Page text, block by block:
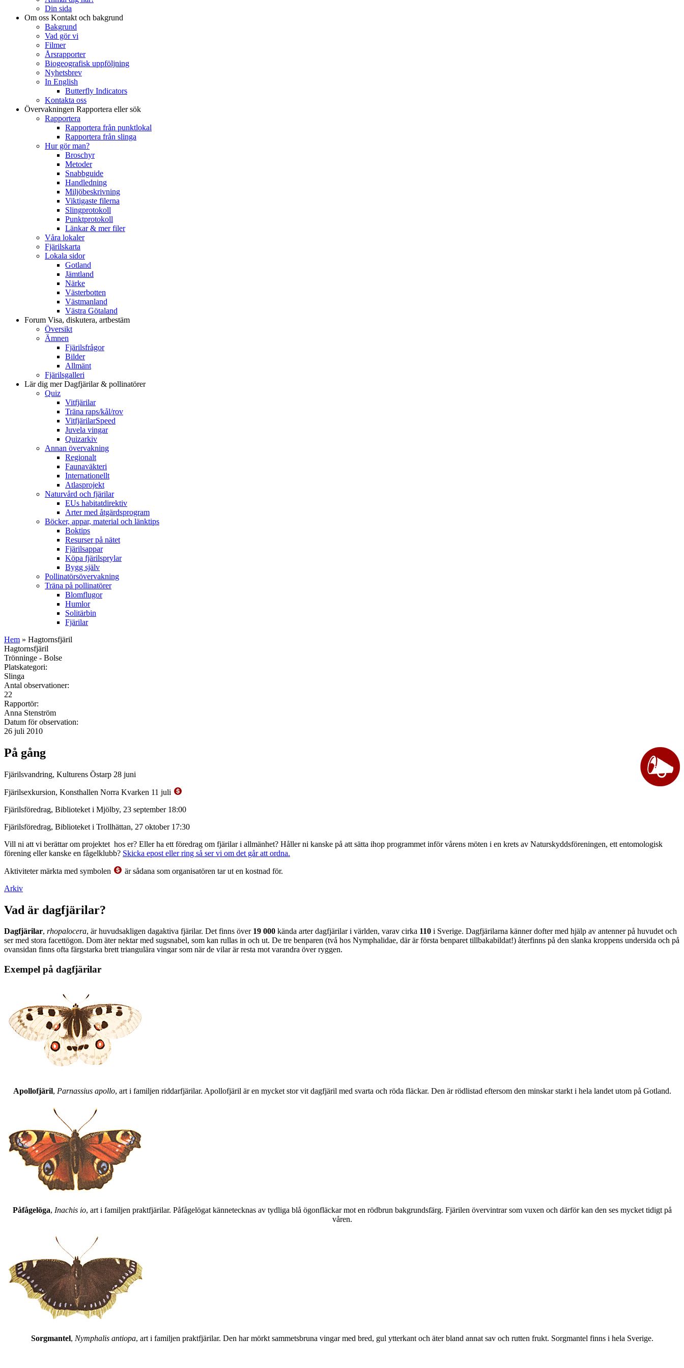
Din sida
Om oss Kontakt och bakgrund
Bakgrund
Vad gör vi
Filmer
Årsrapporter
Biogeografisk uppföljning
Nyhetsbrev
In English
Butterfly Indicators
Kontakta oss
Övervakningen Rapportera eller sök
Rapportera
Rapportera från punktlokal
Rapportera från slinga
Hur gör man?
Broschyr
Metoder
Snabbguide
Handledning
Miljöbeskrivning
Viktigaste filerna
Slingprotokoll
Punktprotokoll
Länkar & mer filer
Våra lokaler
Fjärilskarta
Lokala sidor
Gotland
Jämtland
Närke
Västerbotten
Västmanland
Västra Götaland
Forum Visa, diskutera, artbestäm
Översikt
Ämnen
Fjärilsfrågor
Bilder
Allmänt
Fjärilsgalleri
Lär dig merDagfjärilar & pollinatörer
Quiz
Vitfjärilar
Träna raps/kål/rov
VitfjärilarSpeed
Juvela vingar
Quizarkiv
Annan övervakning
Regionalt
Faunaväkteri
Internationellt
Atlasprojekt
Naturvård och fjärilar
EUs habitatdirektiv
Arter med åtgärdsprogram
Böcker, appar, material och länktips
Boktips
Resurser på nätet
Fjärilsappar
Köpa fjärilsprylar
Bygg själv
Pollinatörsövervakning
Träna på pollinatörer
Blomflugor
Humlor
Solitärbin
Fjärilar
Hem » Hagtornsfjäril
Hagtornsfjäril
Trönninge - Bolse
Platskategori:
Slinga
Antal observationer:
22
Rapportör:
Anna Stenström
Datum för observation:
26 juli 2010
På gång
Fjärilsvandring, Kulturens Östarp 28 juni
Fjärilsexkursion, Konsthallen Norra Kvarken 11 juli
Fjärilsföredrag, Biblioteket i Mjölby, 23 september 18:00
Fjärilsföredrag, Biblioteket i Trollhättan, 27 oktober 17:30
Vill ni att vi berättar om projektet hos er? Eller ha ett föredrag om fjärilar i allmänhet? Håller ni kanske på att sätta ihop programmet inför vårens möten i en krets av Naturskyddsföreningen, ett entomologisk
förening eller kanske en fågelklubb? Skicka epost eller ring så ser vi om det går att ordna.
Aktiviteter märkta med symbolen
är sådana som organisatören tar ut en kostnad för.
Arkiv
Vad är dagfjärilar?
Dagfjärilar, rhopalocera, är huvudsakligen dagaktiva fjärilar. Det finns över 19 000 kända arter dagfjärilar i världen, varav cirka 110 i Sverige. Dagfjärilarna känner dofter med hjälp av antenner på huvudet och
ser med stora facettögon. Dom äter nektar med sugsnabel, som kan rullas in och ut. De tre benparen (två hos Nymphalidae, där är första benparet tillbakabildat!) återfinns på den slanka kroppens undersida och på
ovansidan finns ofta färgstarka brett triangulära vingar som när de vilar är resta mot varandra över ryggen.
Exempel på dagfjärilar
Apollofjäril, Parnassius apollo, art i familjen riddarfjärilar. Apollofjäril är en mycket stor vit dagfjäril med svarta och röda fläckar. Den är rödlistad eftersom den minskar starkt i hela landet utom på Gotland.
Påfågelöga, Inachis io, art i familjen praktfjärilar. Påfågelögat kännetecknas av tydliga blå ögonfläckar mot en rödbrun bakgrundsfärg. Fjärilen övervintrar som vuxen och därför kan den ses mycket tidigt på
våren.
Sorgmantel, Nymphalis antiopa, art i familjen praktfjärilar. Den har mörkt sammetsbruna vingar med bred, gul ytterkant och äter bland annat sav och rutten frukt. Sorgmantel finns i hela Sverige.